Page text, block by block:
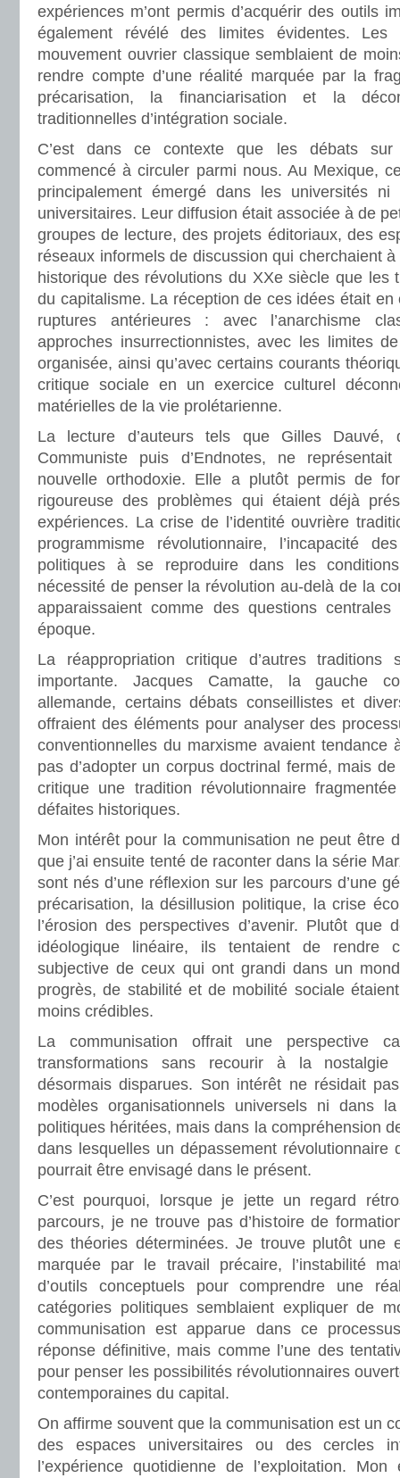
expériences m’ont permis d’acquérir des outils
également révélé des limites évidentes. Les
mouvement ouvrier classique semblaient de
rendre compte d’une réalité marquée par la
précarisation, la financiarisation et la
traditionnelles d’intégration sociale.
C’est dans ce contexte que les débats sur
commencé à circuler parmi nous. Au Mexique,
principalement émergé dans les universités ni
universitaires. Leur diffusion était associée à de
groupes de lecture, des projets éditoriaux, des
réseaux informels de discussion qui cherchaient à
historique des révolutions du XXe siècle que les
du capitalisme. La réception de ces idées était
ruptures antérieures : avec l’anarchisme
approches insurrectionnistes, avec les limites
organisée, ainsi qu’avec certains courants
critique sociale en un exercice culturel
matérielles de la vie prolétarienne.
La lecture d’auteurs tels que Gilles Dauvé,
Communiste puis d’Endnotes, ne
nouvelle orthodoxie. Elle a plutôt permis de
rigoureuse des problèmes qui étaient déjà
expériences. La crise de l’identité ouvrière
programmisme révolutionnaire, l’incapacité
politiques à se reproduire dans les
nécessité de penser la révolution au-delà de la
apparaissaient comme des questions
époque.
La réappropriation critique d’autres traditions
importante. Jacques Camatte, la gauche
allemande, certains débats conseillistes et
offraient des éléments pour analyser des
conventionnelles du marxisme avaient tendance
pas d’adopter un corpus doctrinal fermé, mais
critique une tradition révolutionnaire
défaites historiques.
Mon intérêt pour la communisation ne peut être
que j’ai ensuite tenté de raconter dans la série
sont nés d’une réflexion sur les parcours d’une
précarisation, la désillusion politique, la crise
l’érosion des perspectives d’avenir. Plutôt que
idéologique linéaire, ils tentaient de rendre
subjective de ceux qui ont grandi dans un
progrès, de stabilité et de mobilité sociale
moins crédibles.
La communisation offrait une perspective
transformations sans recourir à la nostalgie
désormais disparues. Son intérêt ne résidait
modèles organisationnels universels ni dans la
politiques héritées, mais dans la compréhension
dans lesquelles un dépassement révolutionnaire
pourrait être envisagé dans le présent.
C’est pourquoi, lorsque je jette un regard
parcours, je ne trouve pas d’histoire de
des théories déterminées. Je trouve plutôt une
marquée par le travail précaire, l’instabilité
d’outils conceptuels pour comprendre une
catégories politiques semblaient expliquer de
communisation est apparue dans ce
réponse définitive, mais comme l’une des
pour penser les possibilités révolutionnaires
contemporaines du capital.
On affirme souvent que la communisation est un
des espaces universitaires ou des cercles
l’expérience quotidienne de l’exploitation. Mon